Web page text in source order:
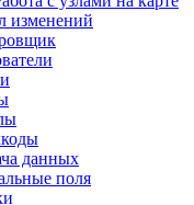
изменений
данных
поля